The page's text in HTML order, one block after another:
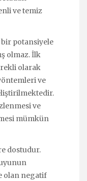
ve temiz
potansiyele
olmaz. İlk
olarak
ve
ve
mümkün
dostudur.
olan negatif